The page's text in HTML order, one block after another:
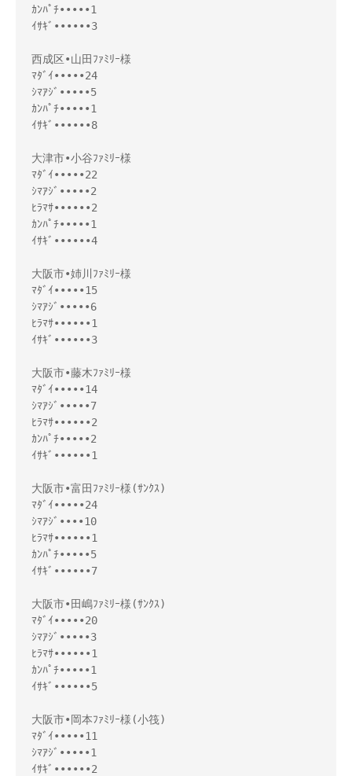
ｶﾝﾊﾟﾁ•••••1
ｲｻｷﾞ••••••3
西成区•山田ﾌｧﾐﾘｰ様
ﾏﾀﾞｲ•••••24
ｼﾏｱｼﾞ•••••5
ｶﾝﾊﾟﾁ•••••1
ｲｻｷﾞ••••••8
大津市•小谷ﾌｧﾐﾘｰ様
ﾏﾀﾞｲ•••••22
ｼﾏｱｼﾞ•••••2
ﾋﾗﾏｻ••••••2
ｶﾝﾊﾟﾁ•••••1
ｲｻｷﾞ••••••4
大阪市•姉川ﾌｧﾐﾘｰ様
ﾏﾀﾞｲ•••••15
ｼﾏｱｼﾞ•••••6
ﾋﾗﾏｻ••••••1
ｲｻｷﾞ••••••3
大阪市•藤木ﾌｧﾐﾘｰ様
ﾏﾀﾞｲ•••••14
ｼﾏｱｼﾞ•••••7
ﾋﾗﾏｻ••••••2
ｶﾝﾊﾟﾁ•••••2
ｲｻｷﾞ••••••1
大阪市•富田ﾌｧﾐﾘｰ様(ｻﾝｸｽ)
ﾏﾀﾞｲ•••••24
ｼﾏｱｼﾞ••••10
ﾋﾗﾏｻ••••••1
ｶﾝﾊﾟﾁ•••••5
ｲｻｷﾞ••••••7
大阪市•田嶋ﾌｧﾐﾘｰ様(ｻﾝｸｽ)
ﾏﾀﾞｲ•••••20
ｼﾏｱｼﾞ•••••3
ﾋﾗﾏｻ••••••1
ｶﾝﾊﾟﾁ•••••1
ｲｻｷﾞ••••••5
大阪市•岡本ﾌｧﾐﾘｰ様(小筏)
ﾏﾀﾞｲ•••••11
ｼﾏｱｼﾞ•••••1
ｲｻｷﾞ••••••2